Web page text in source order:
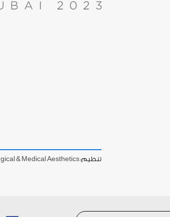
تنظيم:& Medical Aesthetics